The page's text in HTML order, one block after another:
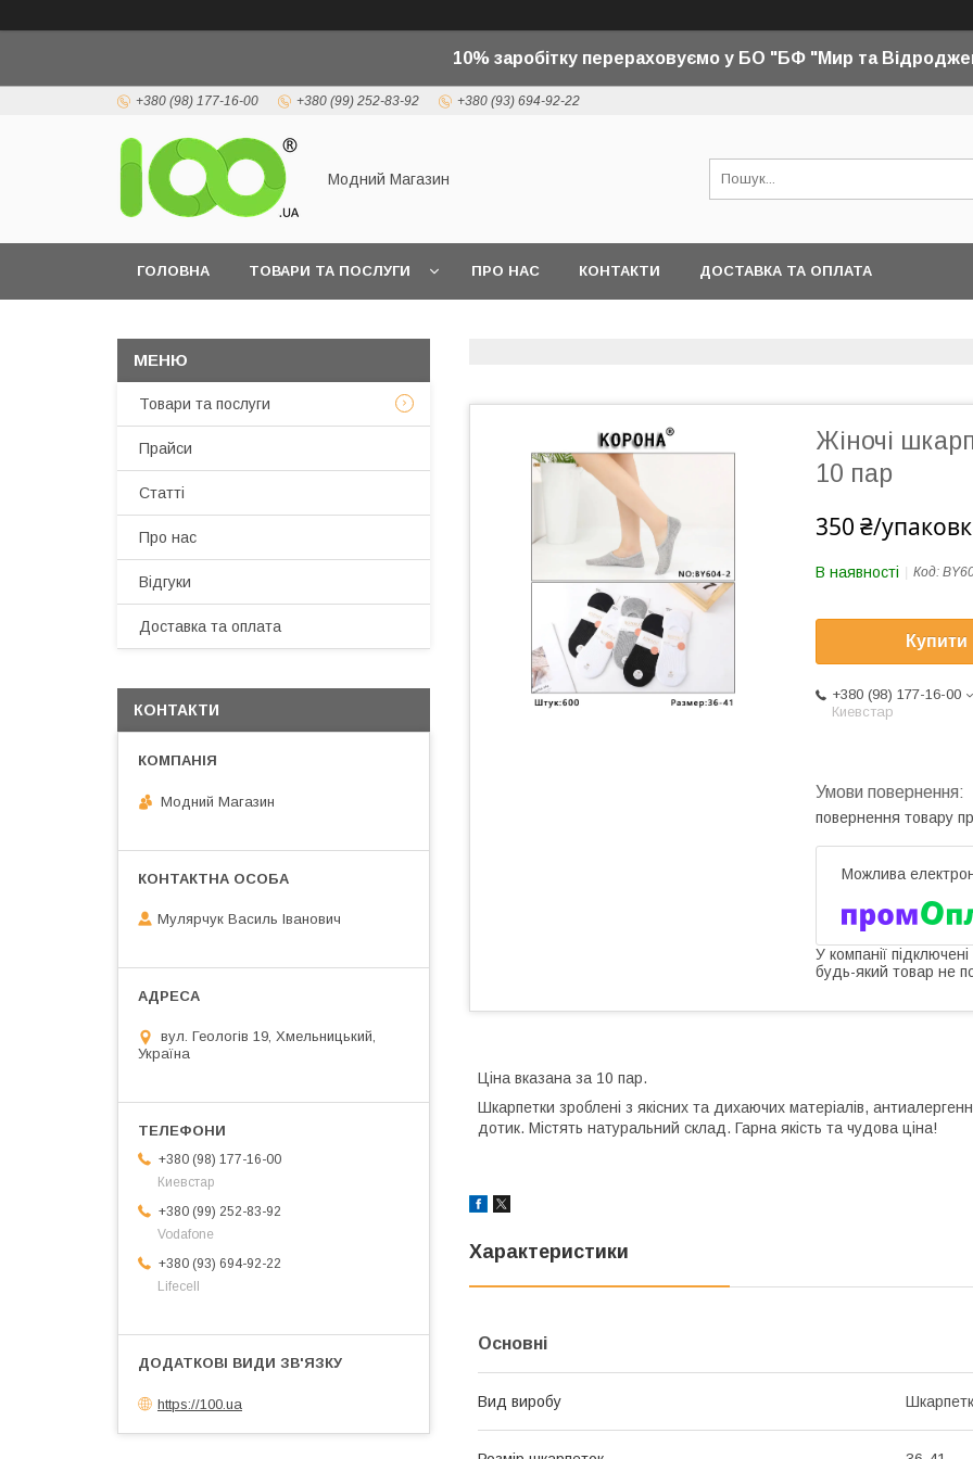
10% заробітку перераховуємо у БО "БФ "Мир та
+380 (98) 177-16-00 +380 (99) 252-83-92 +380 (93) 694-92-22
Модний Магазин
ГОЛОВНА ТОВАРИ ТА ПОСЛУГИ ПРО НАС КОНТАКТИ ДОСТАВКА ТА ОПЛАТА
Жіночі
10 пар
350 ₴/
В наявності Код:
Купити
+380 (98) 177-16-00
Киевстар
повернення товару
У компанії
будь-який товар не
Ціна вказана за 10 пар.
Шкарпетки зроблені з якісних та дихаючих матеріалів,
дотик. Містять натуральний склад. Гарна якість та чудова ціна!
Характеристики
Основні
Вид виробу
Товари та послуги
Прайси
Статті
Про нас
Відгуки
Доставка та оплата
КОНТАКТИ
Модний Магазин
Мулярчук Василь Іванович
вул. Геологів 19, Хмельницький,
Україна
+380 (98) 177-16-00
Киевстар
+380 (99) 252-83-92
Vodafone
+380 (93) 694-92-22
Lifecell
https://100.ua